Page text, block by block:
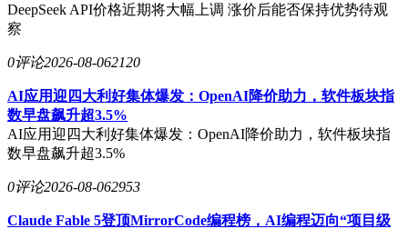
DeepSeek API价格近期将大幅上调 涨价后能否保持优势待观
察
0评论2026-08-062120
AI应用迎四大利好集体爆发：OpenAI降价助力，软件板块指
数早盘飙升超3.5%
AI应用迎四大利好集体爆发：OpenAI降价助力，软件板块指
数早盘飙升超3.5%
0评论2026-08-062953
Claude Fable 5登顶MirrorCode编程榜，AI编程迈向“项目级